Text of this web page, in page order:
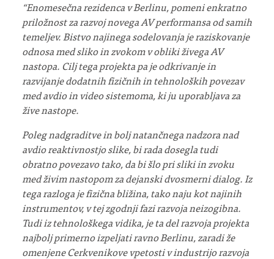
“Enomesečna rezidenca v Berlinu, pomeni enkratno
priložnost za razvoj novega AV performansa od samih
temeljev. Bistvo najinega sodelovanja je raziskovanje
odnosa med sliko in zvokom v obliki živega AV
nastopa. Cilj tega projekta pa je odkrivanje in
razvijanje dodatnih fizičnih in tehnoloških povezav
med avdio in video sistemoma, ki ju uporabljava za
žive nastope.
Poleg nadgraditve in bolj natančnega nadzora nad
avdio reaktivnostjo slike, bi rada dosegla tudi
obratno povezavo tako, da bi šlo pri sliki in zvoku
med živim nastopom za dejanski dvosmerni dialog. Iz
tega razloga je fizična bližina, tako naju kot najinih
instrumentov, v tej zgodnji fazi razvoja neizogibna.
Tudi iz tehnološkega vidika, je ta del razvoja projekta
najbolj primerno izpeljati ravno Berlinu, zaradi že
omenjene Cerkvenikove vpetosti v industrijo razvoja